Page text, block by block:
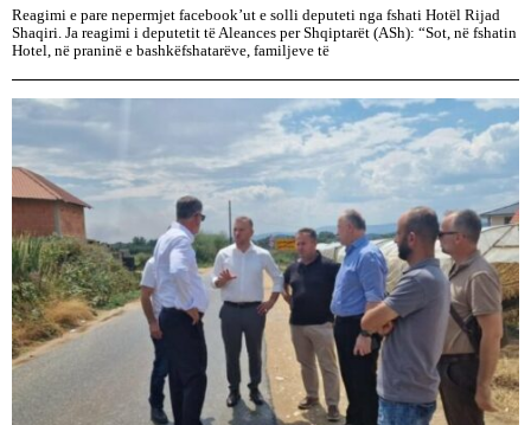
Reagimi e pare nepermjet facebook’ut e solli deputeti nga fshati Hotël Rijad
Shaqiri. Ja reagimi i deputetit të Aleances per Shqiptarët (ASh): “Sot, në fshatin
Hotel, në praninë e bashkëfshatarëve, familjeve të